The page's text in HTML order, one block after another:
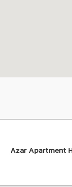
Azar Apartment